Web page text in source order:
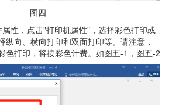
图四
性，点击"打印机属性"，选择彩色打印或
纵向、横向打印和双面打印等。请注意，
色打印，将按彩色计费。如图五-1，图五-2